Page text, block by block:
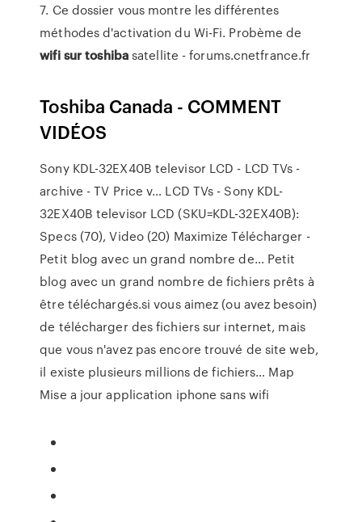
7. Ce dossier vous montre les différentes
méthodes d'activation du Wi-Fi. Probème de
wifi sur toshibasatellite - forums.cnetfrance.fr
Toshiba Canada - COMMENT
VIDÉOS
Sony KDL-32EX40B televisor LCD - LCD TVs -
archive - TV Price v… LCD TVs - Sony KDL-
32EX40B televisor LCD (SKU=KDL-32EX40B):
Specs (70), Video (20) Maximize Télécharger -
Petit blog avec un grand nombre de… Petit
blog avec un grand nombre de fichiers prêts à
être téléchargés.si vous aimez (ou avez besoin)
de télécharger des fichiers sur internet, mais
que vous n'avez pas encore trouvé de site web,
il existe plusieurs millions de fichiers… Map
Mise a jour application iphone sans wifi